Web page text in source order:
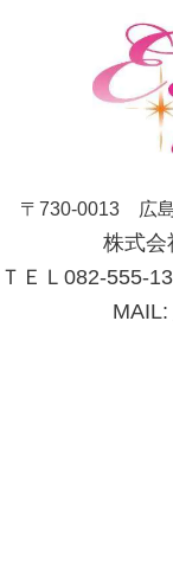
〒730-0013 広島
株式会
ＴＥＬ082-
MAIL: